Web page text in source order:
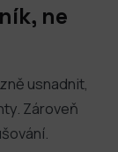
ne
usnadnit,
Zároveň